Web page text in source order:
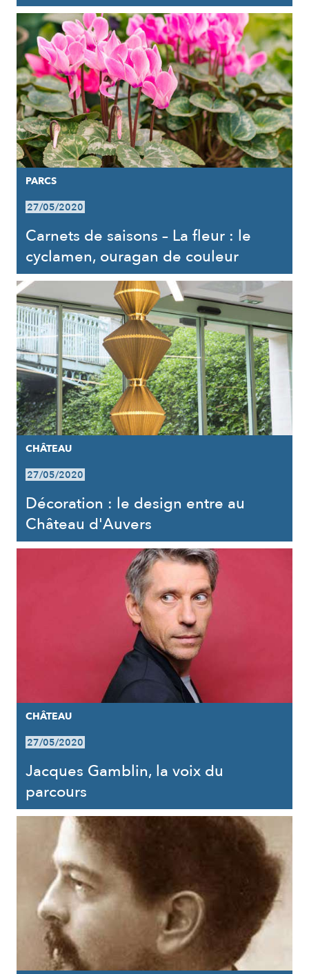
PARCS
27/05/2020
Carnets de saisons – La fleur : le
cyclamen, ouragan de couleur
CHÂTEAU
27/05/2020
Décoration : le design entre au
Château d'Auvers
CHÂTEAU
27/05/2020
Jacques Gamblin, la voix du
parcours